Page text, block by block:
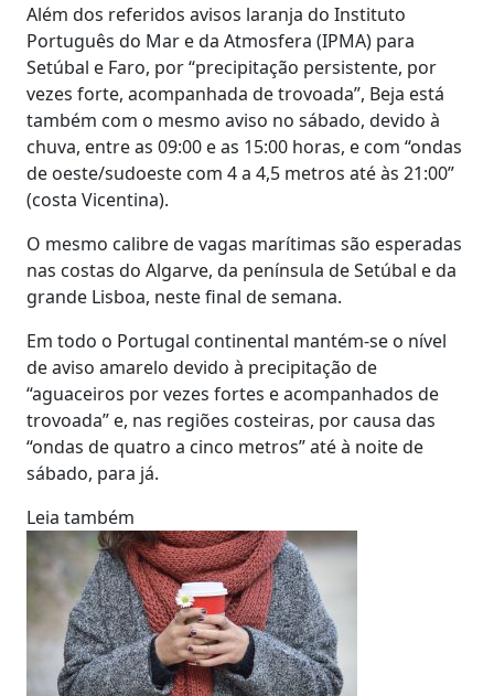
Além dos referidos avisos laranja do Instituto
Português do Mar e da Atmosfera (IPMA) para
Setúbal e Faro, por “precipitação persistente, por
vezes forte, acompanhada de trovoada”, Beja está
também com o mesmo aviso no sábado, devido à
chuva, entre as 09:00 e as 15:00 horas, e com “ondas
de oeste/sudoeste com 4 a 4,5 metros até às 21:00”
(costa Vicentina).
O mesmo calibre de vagas marítimas são esperadas
nas costas do Algarve, da península de Setúbal e da
grande Lisboa, neste final de semana.
Em todo o Portugal continental mantém-se o nível
de aviso amarelo devido à precipitação de
“aguaceiros por vezes fortes e acompanhados de
trovoada” e, nas regiões costeiras, por causa das
“ondas de quatro a cinco metros” até à noite de
sábado, para já.
Leia também